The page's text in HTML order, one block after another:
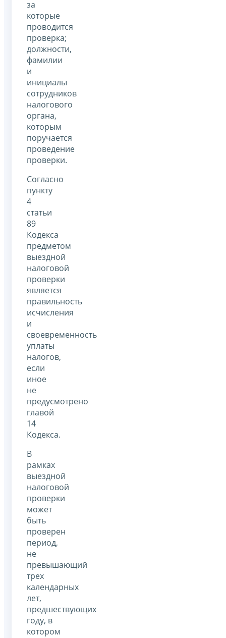
за
которые
проводится
проверка;
должности,
фамилии
и
инициалы
сотрудников
налогового
органа,
которым
поручается
проведение
проверки.
Согласно
пункту
4
статьи
89
Кодекса
предметом
выездной
налоговой
проверки
является
правильность
исчисления
и
своевременность
уплаты
налогов,
если
иное
не
предусмотрено
главой
14
Кодекса.
В
рамках
выездной
налоговой
проверки
может
быть
проверен
период,
не
превышающий
трех
календарных
лет,
предшествующих
году, в
котором